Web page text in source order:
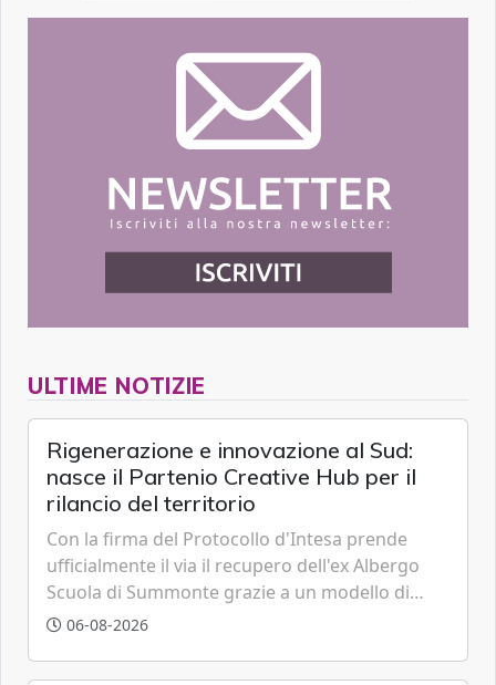
ULTIME NOTIZIE
Rigenerazione e innovazione al Sud:
nasce il Partenio Creative Hub per il
rilancio del territorio
Con la firma del Protocollo d'Intesa prende
ufficialmente il via il recupero dell'ex Albergo
Scuola di Summonte grazie a un modello di
partenariato pubblico-privato e a una rete di
06-08-2026